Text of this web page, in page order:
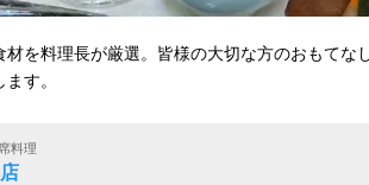
を料理長が厳選。皆様の大切な方のおもてな
す。
料理